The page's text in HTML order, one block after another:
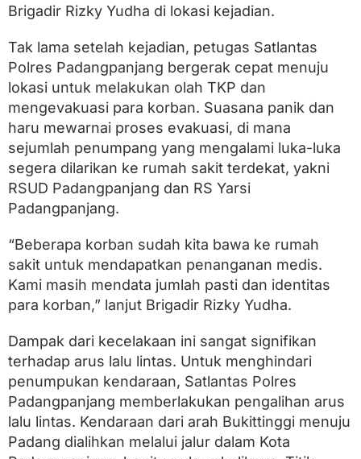
Brigadir Rizky Yudha di lokasi kejadian.
Tak lama setelah kejadian, petugas Satlantas
Polres Padangpanjang bergerak cepat menuju
lokasi untuk melakukan olah TKP dan
mengevakuasi para korban. Suasana panik dan
haru mewarnai proses evakuasi, di mana
sejumlah penumpang yang mengalami luka-luka
segera dilarikan ke rumah sakit terdekat, yakni
RSUD Padangpanjang dan RS Yarsi
Padangpanjang.
“Beberapa korban sudah kita bawa ke rumah
sakit untuk mendapatkan penanganan medis.
Kami masih mendata jumlah pasti dan identitas
para korban,” lanjut Brigadir Rizky Yudha.
Dampak dari kecelakaan ini sangat signifikan
terhadap arus lalu lintas. Untuk menghindari
penumpukan kendaraan, Satlantas Polres
Padangpanjang memberlakukan pengalihan arus
lalu lintas. Kendaraan dari arah Bukittinggi menuju
Padang dialihkan melalui jalur dalam Kota